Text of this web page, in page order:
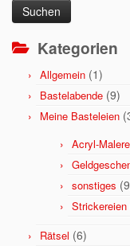
Kategorien
Allgemein (1)
Bastelabende (9)
Meine Basteleien
Acryl-
sonstiges
Strickereien
Rätsel (6)